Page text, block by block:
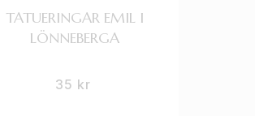
TATUERINGAR EMIL I
LÖNNEBERGA
35 kr